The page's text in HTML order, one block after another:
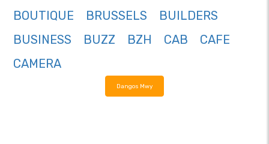
BOUTIQUE
BRUSSELS
BUILDERS
BUSINESS
BUZZ BZH CAB
CAFE
CAMERA
Dangos Mwy